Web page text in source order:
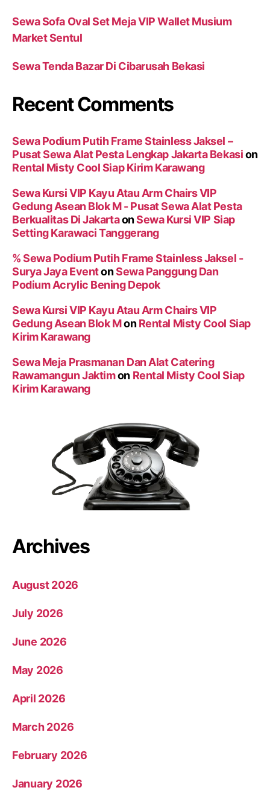
Sewa Sofa Oval Set Meja VIP Wallet Musium
Market Sentul
Sewa Tenda Bazar Di Cibarusah Bekasi
Recent Comments
Sewa Podium Putih Frame Stainless Jaksel –
Pusat Sewa Alat Pesta Lengkap Jakarta Bekasion
Rental Misty Cool Siap Kirim Karawang
Sewa Kursi VIP Kayu Atau Arm Chairs VIP
Gedung Asean Blok M - Pusat Sewa Alat Pesta
Berkualitas Di JakartaonSewa Kursi VIP Siap
Setting Karawaci Tanggerang
% Sewa Podium Putih Frame Stainless Jaksel -
Surya Jaya EventonSewa Panggung Dan
Podium Acrylic Bening Depok
Sewa Kursi VIP Kayu Atau Arm Chairs VIP
Gedung Asean Blok MonRental Misty Cool Siap
Kirim Karawang
Sewa Meja Prasmanan Dan Alat Catering
Rawamangun Jaktimon Rental Misty Cool Siap
Kirim Karawang
Archives
August 2026
July 2026
June 2026
May 2026
April 2026
March 2026
February 2026
January 2026